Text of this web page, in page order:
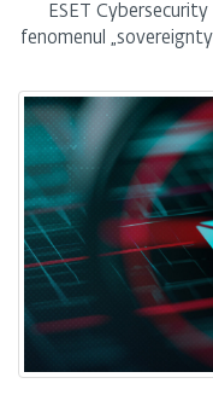
ESET
fenomenul